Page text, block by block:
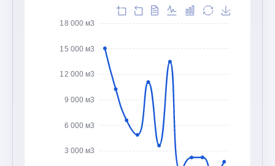
3 000 м3
6 000 м3
9 000 м3
12 000 м3
15 000 м3
18 000 м3